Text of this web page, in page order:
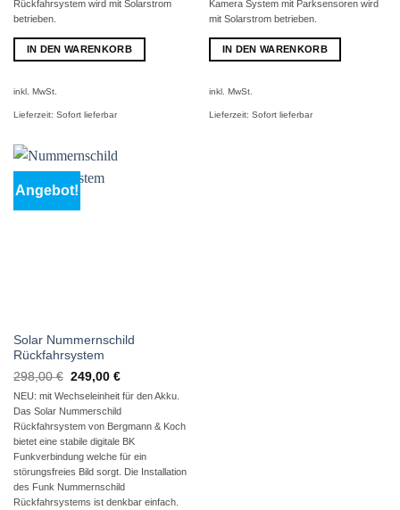
Rückfahrsystem wird mit Solarstrom
betrieben.
IN DEN WARENKORB
inkl. MwSt.
Lieferzeit: Sofort lieferbar
Kamera System mit Parksensoren wird
mit Solarstrom betrieben.
IN DEN WARENKORB
inkl. MwSt.
Lieferzeit: Sofort lieferbar
Angebot!
Solar Nummernschild
Rückfahrsystem
298,00€ Ursprünglicher
war:
298,00 €
249,00 €Aktueller
ist:
249,00 €.
NEU: mit Wechseleinheit für den Akku.
Das Solar Nummerschild
Rückfahrsystem von Bergmann & Koch
bietet eine stabile digitale BK
Funkverbindung welche für ein
störungsfreies Bild sorgt. Die Installation
des Funk Nummernschild
Rückfahrsystems ist denkbar einfach.